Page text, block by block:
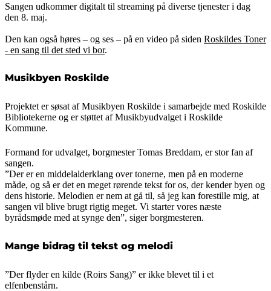
Sangen udkommer digitalt til streaming på diverse tjenester i dag
den 8. maj.
Den kan også høres – og ses – på en video på siden Roskildes Toner
- en sang til det sted vi bor.
Musikbyen Roskilde
Projektet er søsat af Musikbyen Roskilde i samarbejde med Roskilde
Bibliotekerne og er støttet af Musikbyudvalget i Roskilde
Kommune.
Formand for udvalget, borgmester Tomas Breddam, er stor fan af
sangen.
”Der er en middelalderklang over tonerne, men på en moderne
måde, og så er det en meget rørende tekst for os, der kender byen og
dens historie. Melodien er nem at gå til, så jeg kan forestille mig, at
sangen vil blive brugt rigtig meget. Vi starter vores næste
byrådsmøde med at synge den”, siger borgmesteren.
Mange bidrag til tekst og melodi
”Der flyder en kilde (Roirs Sang)” er ikke blevet til i et
elfenbenstårn.